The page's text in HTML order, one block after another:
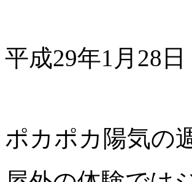
平成29年1
ポカポカ陽気の